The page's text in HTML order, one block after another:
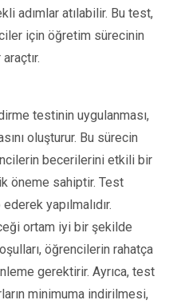
adımlar atılabilir. Bu test,
için öğretim sürecinin
testinin uygulanması,
oluşturur. Bu sürecin
becerilerini etkili bir
öneme sahiptir. Test
yapılmalıdır.
ortam iyi bir şekilde
öğrencilerin rahatça
gerektirir. Ayrıca, test
minimuma indirilmesi,